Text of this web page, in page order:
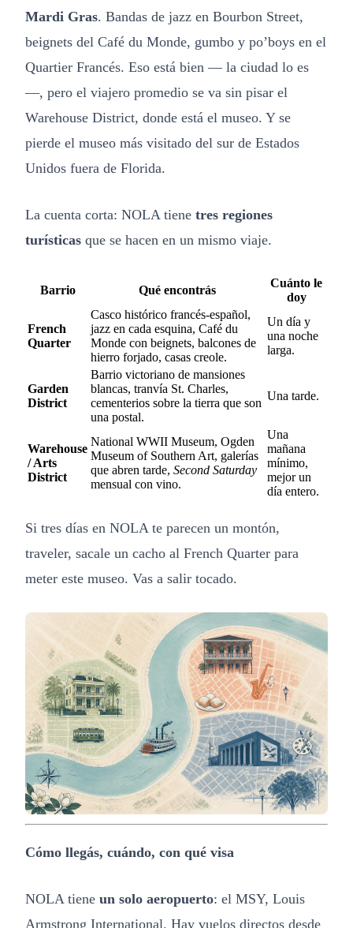
Mardi Gras. Bandas de jazz en Bourbon Street,
beignets del Café du Monde, gumbo y po’boys en el
Quartier Francés. Eso está bien — la ciudad lo es
—, pero el viajero promedio se va sin pisar el
Warehouse District, donde está el museo. Y se
pierde el museo más visitado del sur de Estados
Unidos fuera de Florida.
La cuenta corta: NOLA tiene tres regiones
turísticas que se hacen en un mismo viaje.
Barrio Qué encontrás
Cuánto le
doy
French
Quarter
Casco histórico francés-español,
jazz en cada esquina, Café du
Monde con beignets, balcones de
hierro forjado, casas creole.
Un día y
una noche
larga.
Garden
District
Barrio victoriano de mansiones
blancas, tranvía St. Charles,
cementerios sobre la tierra que son
una postal.
Una tarde.
Warehouse
/ Arts
District
National WWII Museum, Ogden
Museum of Southern Art, galerías
que abren tarde, Second Saturday
mensual con vino.
Una
mañana
mínimo,
mejor un
día entero.
Si tres días en NOLA te parecen un montón,
traveler, sacale un cacho al French Quarter para
meter este museo. Vas a salir tocado.
Cómo llegás, cuándo, con qué visa
NOLA tiene un solo aeropuerto: el MSY, Louis
Armstrong International. Hay vuelos directos desde